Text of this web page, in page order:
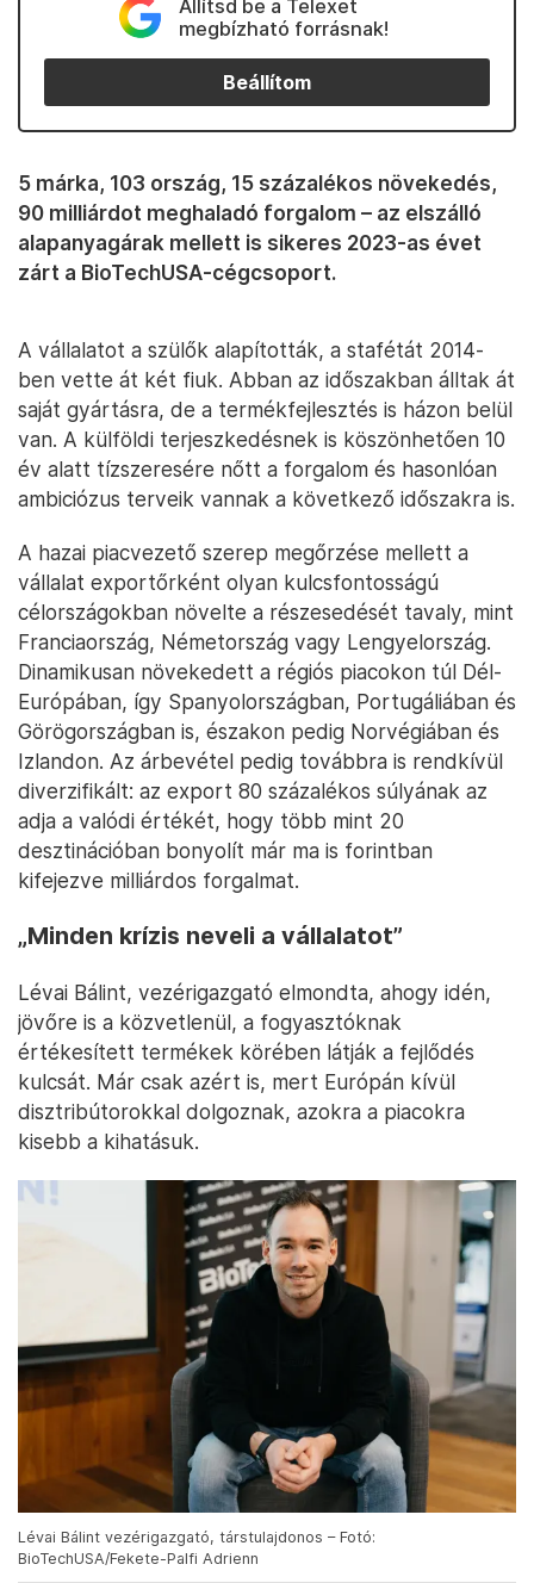
Állítsd be a Telexet
megbízható forrásnak!
Beállítom
5 márka, 103 ország, 15 százalékos növekedés,
90 milliárdot meghaladó forgalom – az elszálló
alapanyagárak mellett is sikeres 2023-as évet
zárt a BioTechUSA-cégcsoport.
A vállalatot a szülők alapították, a stafétát 2014-
ben vette át két fiuk. Abban az időszakban álltak át
saját gyártásra, de a termékfejlesztés is házon belül
van. A külföldi terjeszkedésnek is köszönhetően 10
év alatt tízszeresére nőtt a forgalom és hasonlóan
ambiciózus terveik vannak a következő időszakra is.
A hazai piacvezető szerep megőrzése mellett a
vállalat exportőrként olyan kulcsfontosságú
célországokban növelte a részesedését tavaly, mint
Franciaország, Németország vagy Lengyelország.
Dinamikusan növekedett a régiós piacokon túl Dél-
Európában, így Spanyolországban, Portugáliában és
Görögországban is, északon pedig Norvégiában és
Izlandon. Az árbevétel pedig továbbra is rendkívül
diverzifikált: az export 80 százalékos súlyának az
adja a valódi értékét, hogy több mint 20
desztinációban bonyolít már ma is forintban
kifejezve milliárdos forgalmat.
„Minden krízis neveli a vállalatot”
Lévai Bálint, vezérigazgató elmondta, ahogy idén,
jövőre is a közvetlenül, a fogyasztóknak
értékesített termékek körében látják a fejlődés
kulcsát. Már csak azért is, mert Európán kívül
disztribútorokkal dolgoznak, azokra a piacokra
kisebb a kihatásuk.
Lévai Bálint vezérigazgató, társtulajdonos – Fotó:
BioTechUSA/Fekete-Palfi Adrienn